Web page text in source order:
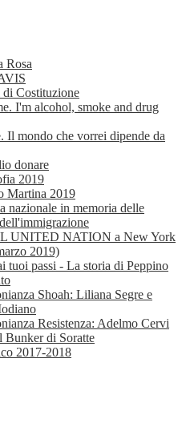
Rosa
Costituzione
I'm alcohol, smoke and drug
Il mondo che vorrei dipende da
donare
2019
Martina 2019
nazionale in memoria delle
UNITED NATION a New York
2019)
tuoi passi - La storia di Peppino
Shoah: Liliana Segre e
Resistenza: Adelmo Cervi
Bunker di Soratte
2017-2018